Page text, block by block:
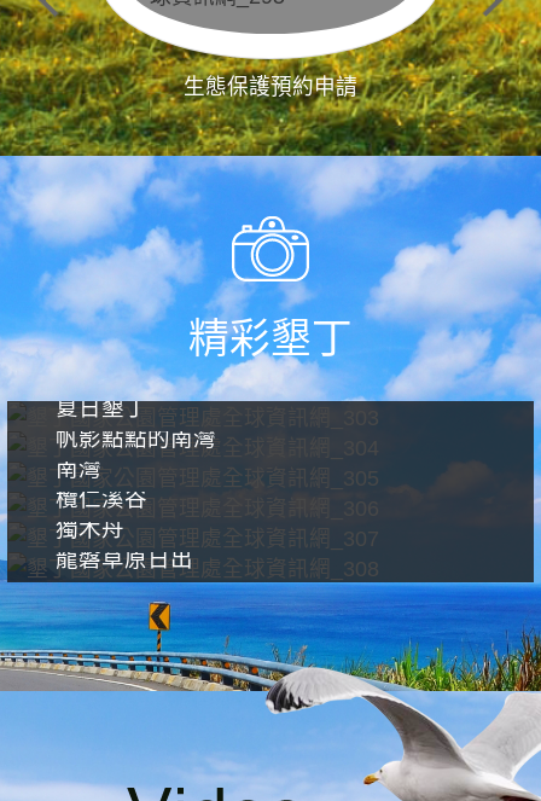
生態保護預約申請
精彩墾丁
夏日墾丁
帆影點點的南灣
南灣
欖仁溪谷
獨木舟
龍磐草原日出